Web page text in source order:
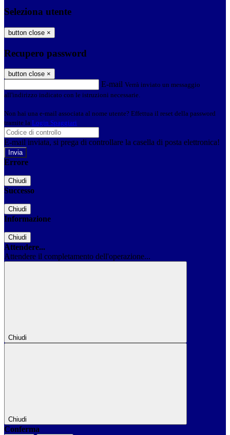
Seleziona utente
button close ×
Recupero password
button close ×
E-mail Verrà inviato un messaggio
all'indirizzo indicato con le istruzioni necessarie.
Non hai una e-mail associata al nome utente? Effettua il reset della password
tramite la Login Spaggiari
E-mail inviata, si prega di controllare la casella di posta elettronica!
Errore
Chiudi
Successo
Chiudi
Informazione
Chiudi
Attendere...
Attendere il completamento dell'operazione...
Chiudi
Chiudi
Conferma